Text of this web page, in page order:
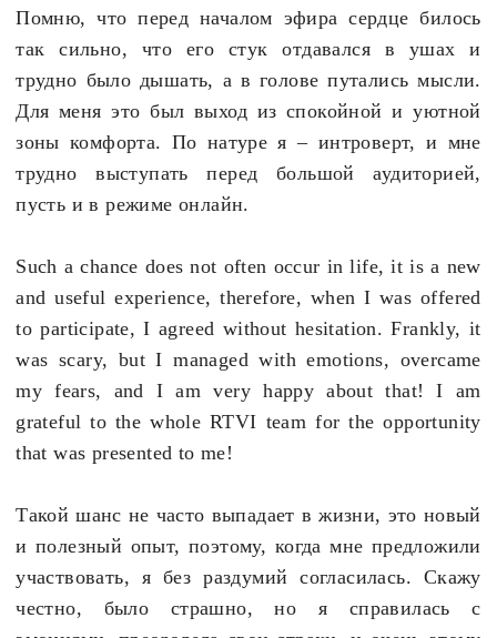
Помню, что перед началом эфира сердце билось
так сильно, что его стук отдавался в ушах и
трудно было дышать, а в голове путались мысли.
Для меня это был выход из спокойной и уютной
зоны комфорта. По натуре я–интроверт, и мне
трудно выступать перед большой аудиторией,
пусть и в режиме онлайн.
Such a chance does not often occur in life, it is a new
and useful experience, therefore, when I was offered
to participate, I agreed without hesitation. Frankly, it
was scary, but I managed with emotions, overcame
my fears, and I am very happy about that! I am
grateful to the whole RTVI team for the opportunity
that was presented to me!
Такой шанс не часто выпадает в жизни, это новый
и полезный опыт, поэтому, когда мне предложили
участвовать, я без раздумий согласилась. Скажу
честно, было страшно, но я справилась с